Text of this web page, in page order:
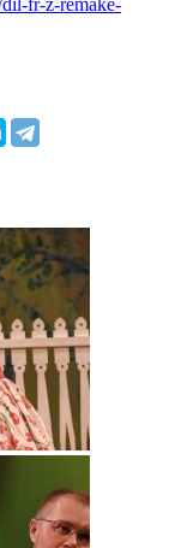
dil-fr-z-remake-